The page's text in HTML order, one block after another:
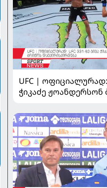
UFC | ოფიციალურად:
ჭიკაძე ჟოანდერსონ